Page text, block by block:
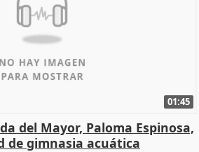
01:45
del Mayor, Paloma Espinosa,
de gimnasia acuática